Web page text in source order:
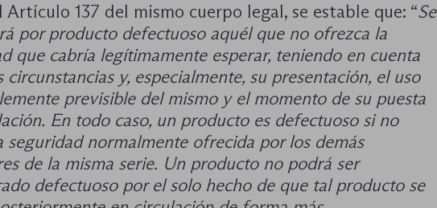
Artículo 137 del mismo cuerpo legal, se estable que: “Se
por producto defectuoso aquél que no ofrezca la
que cabría legítimamente esperar, teniendo en cuenta
circunstancias y, especialmente, su presentación, el uso
previsible del mismo y el momento de su puesta
En todo caso, un producto es defectuoso si no
seguridad normalmente ofrecida por los demás
de la misma serie. Un producto no podrá ser
defectuoso por el solo hecho de que tal producto se